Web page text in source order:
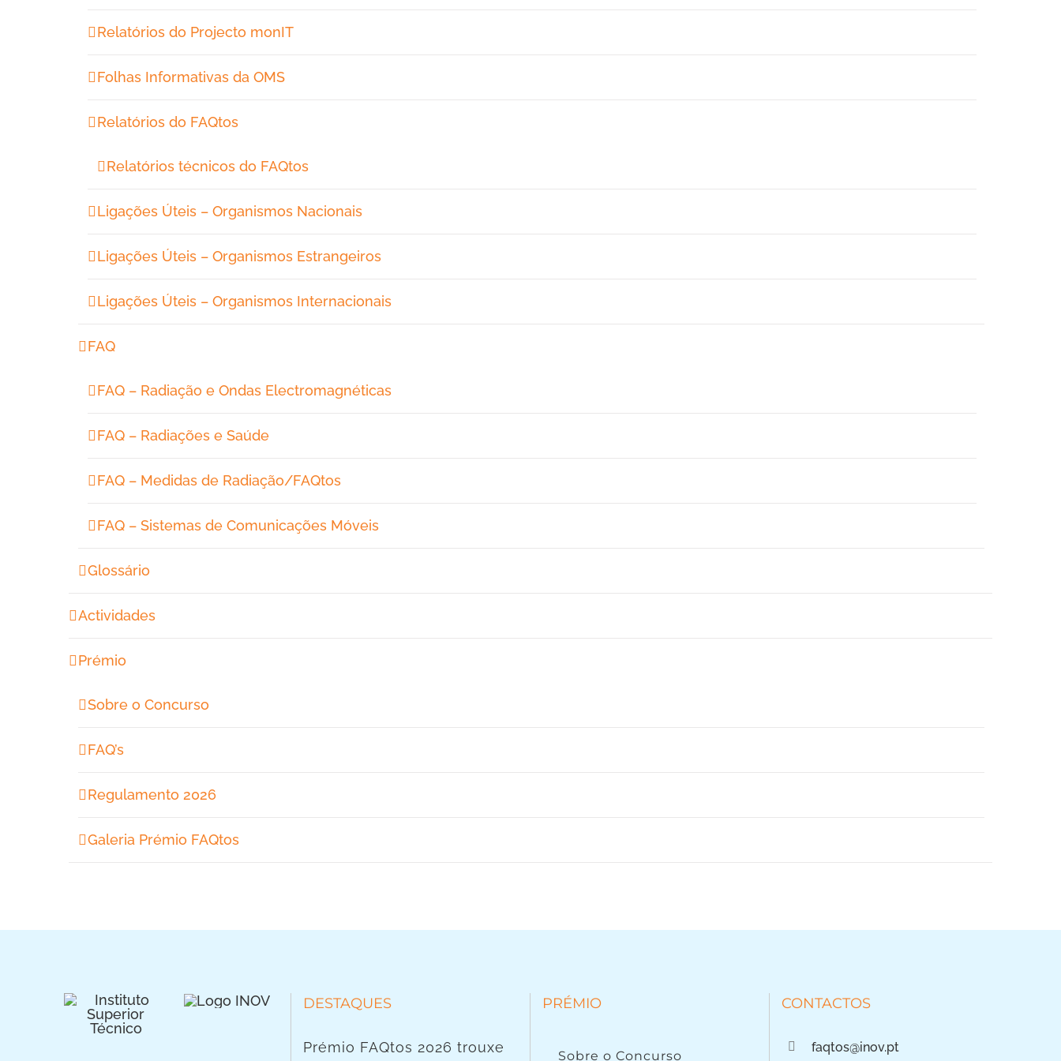
Relatórios do Projecto monIT
Folhas Informativas da OMS
Relatórios do FAQtos
Relatórios técnicos do FAQtos
Ligações Úteis – Organismos Nacionais
Ligações Úteis – Organismos Estrangeiros
Ligações Úteis – Organismos Internacionais
FAQ
FAQ – Radiação e Ondas Electromagnéticas
FAQ – Radiações e Saúde
FAQ – Medidas de Radiação/FAQtos
FAQ – Sistemas de Comunicações Móveis
Glossário
Actividades
Prémio
Sobre o Concurso
FAQ’s
Regulamento 2026
Galeria Prémio FAQtos
DESTAQUES
Prémio FAQtos 2026 trouxe
PRÉMIO
Sobre o Concurso
CONTACTOS
faqtos@inov.pt